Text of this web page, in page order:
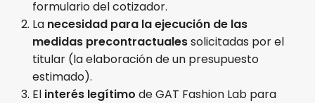
formulario del cotizador.
La necesidad para la ejecución de las
medidas precontractualessolicitadas por el
titular (la elaboración de un presupuesto
estimado).
El interés legítimo de GAT Fashion Lab para